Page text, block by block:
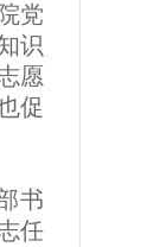
党
识
愿
促
书
任